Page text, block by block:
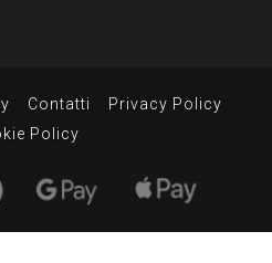
Contatti
Privacy Policy
Policy